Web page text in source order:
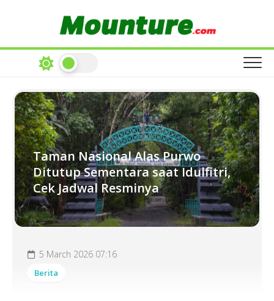
Taman Nasional Alas Purwo
Ditutup Sementara saat Idulfitri,
Cek Jadwal Resminya
5 March 2026 07:16
Berita